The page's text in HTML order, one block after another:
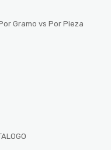
Gramo vs Por Pieza